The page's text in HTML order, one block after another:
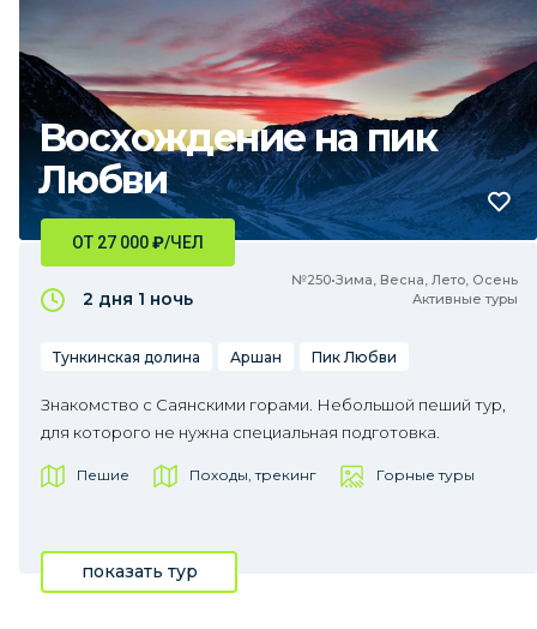
Восхождение на пик
Любви
№250•Зима, Весна, Лето, Осень
Активные туры
ОТ 27 000₽/ЧЕЛ
2 дня 1 ночь
Тункинская долина Аршан Пик Любви
Знакомство с Саянскими горами. Небольшой пеший тур,
для которого не нужна специальная подготовка.
Пешие Походы, трекинг Горные туры
показать тур